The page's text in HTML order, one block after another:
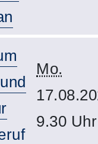
Mo.
9.30 Uhr